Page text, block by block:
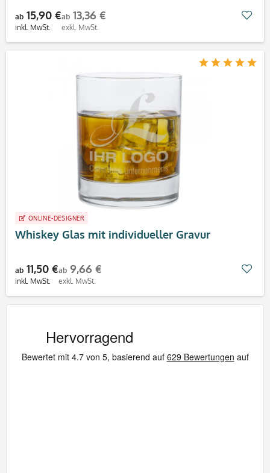
ab 15,90 €
inkl. MwSt.
ab 13,36 €
exkl. MwSt.
ONLINE-DESIGNER
Whiskey Glas mit individueller Gravur
ab 11,50 €
inkl. MwSt.
ab 9,66 €
exkl. MwSt.